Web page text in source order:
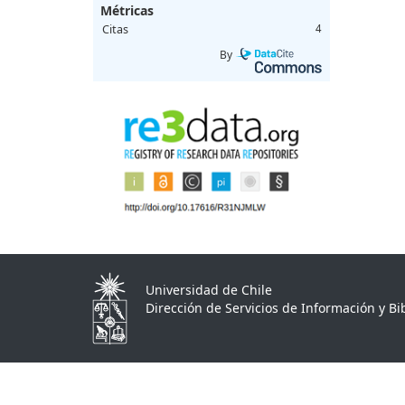
Métricas
Citas 4
By
Universidad de Chile
Dirección de Servicios de Información y